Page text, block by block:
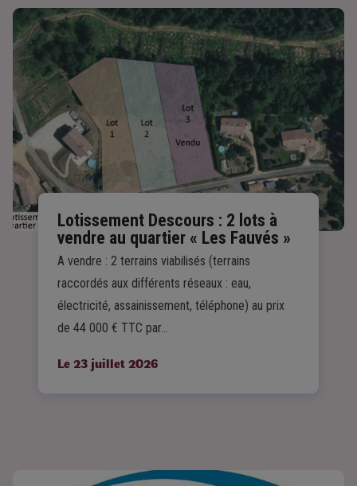
Lotissement Descours : 2 lots à
vendre au quartier « Les Fauvés »
A vendre : 2 terrains viabilisés (terrains
raccordés aux différents réseaux : eau,
électricité, assainissement, téléphone) au prix
de 44 000 € TTC par…
Le 23 juillet 2026